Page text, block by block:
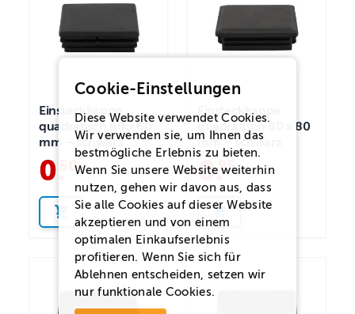
Einsteckkappe
quadratisch 60 x 60
mm – schwarz
0 50
Einsteckkappe
quadratisch 80 x 80
mm – schwarz
0.95
Cookie-Einstellungen
Diese Website verwendet Cookies.
Wir verwenden sie, um Ihnen das
bestmögliche Erlebnis zu bieten.
Wenn Sie unsere Website weiterhin
nutzen, gehen wir davon aus, dass
Sie alle Cookies auf dieser Website
akzeptieren und von einem
optimalen Einkaufserlebnis
profitieren. Wenn Sie sich für
Ablehnen entscheiden, setzen wir
nur funktionale Cookies.